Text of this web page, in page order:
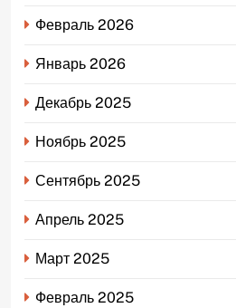
Февраль 2026
Январь 2026
Декабрь 2025
Ноябрь 2025
Сентябрь 2025
Апрель 2025
Март 2025
Февраль 2025